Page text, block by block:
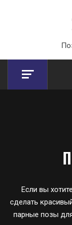
Если вы
сделать
парные позы